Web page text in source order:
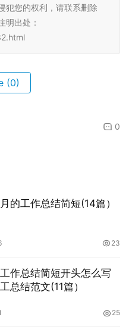
犯您的权利，请联系删除
明出处：
(0)
0
的工作总结简短(14篇）
23
作总结简短开头怎么写
总结范文(11篇）
25